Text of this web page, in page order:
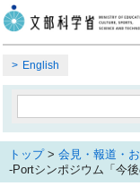
English
トップ> 会見・報道・
-Portシンポジウム「今